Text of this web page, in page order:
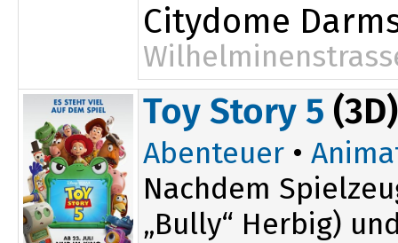
Citydome
17:30
Toy Story 5 (3D)
Abenteuer •
Nachdem
„Bully“ Herbig)